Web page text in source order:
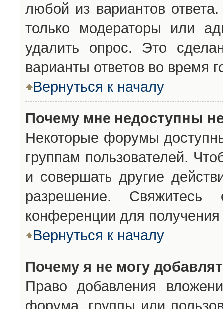
любой из вариантов
только модераторы или
удалить опрос. Это
варианты ответов во время
Вернуться к началу
Почему мне недоступны
Некоторые форумы
группам пользователей.
и совершать другие
разрешение. Свяжитесь
конференции для получения
Вернуться к началу
Почему я не могу
Право добавления
форума, группы или